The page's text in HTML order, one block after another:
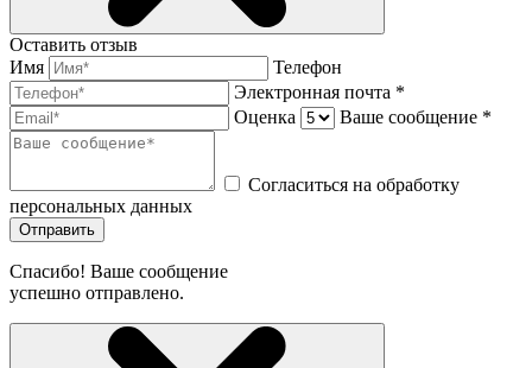
Оставить отзыв
Имя
Телефон
Электронная почта *
Оценка
Ваше сообщение *
Согласиться на обработку
персональных данных
Отправить
Спасибо! Ваше сообщение
успешно отправлено.